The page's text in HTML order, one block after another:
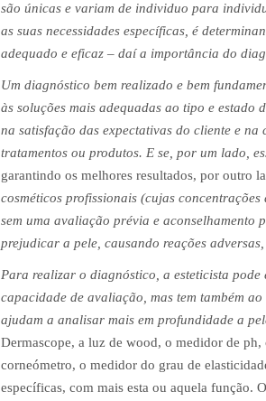
são únicas e variam de individuo para
as suas necessidades específicas, é
adequado e eficaz – daí a importância do
Um diagnóstico bem realizado e bem
às soluções mais adequadas ao tipo e estado
na satisfação das expectativas do cliente e
tratamentos ou produtos. E se, por um lado,
garantindo os melhores resultados, por outro
cosméticos profissionais (cujas
sem uma avaliação prévia e aconselhamento
prejudicar a pele, causando reações
Para realizar o diagnóstico, a esteticista
capacidade de avaliação, mas tem também
ajudam a analisar mais em profundidade a
Dermascope, a luz de wood, o medidor de
corneómetro, o medidor do grau de
específicas, com mais esta ou aquela função.